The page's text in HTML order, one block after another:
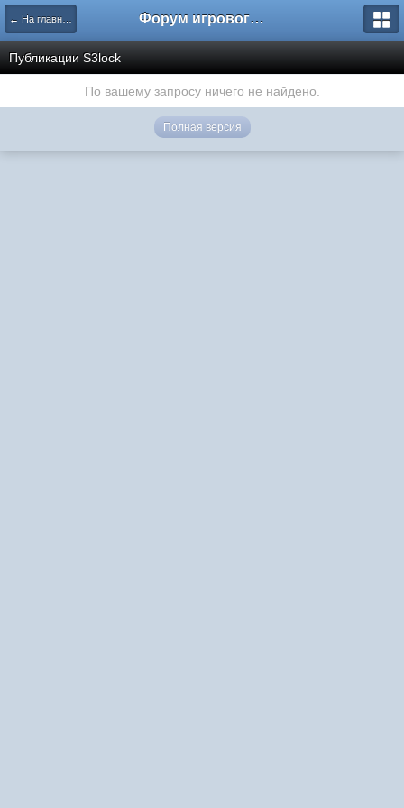
← На главную Форум игрового проекта Riverrise
Публикации S3lock
По вашему запросу ничего не найдено.
Полная версия